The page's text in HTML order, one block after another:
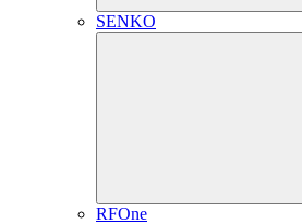
SENKO
RFOne